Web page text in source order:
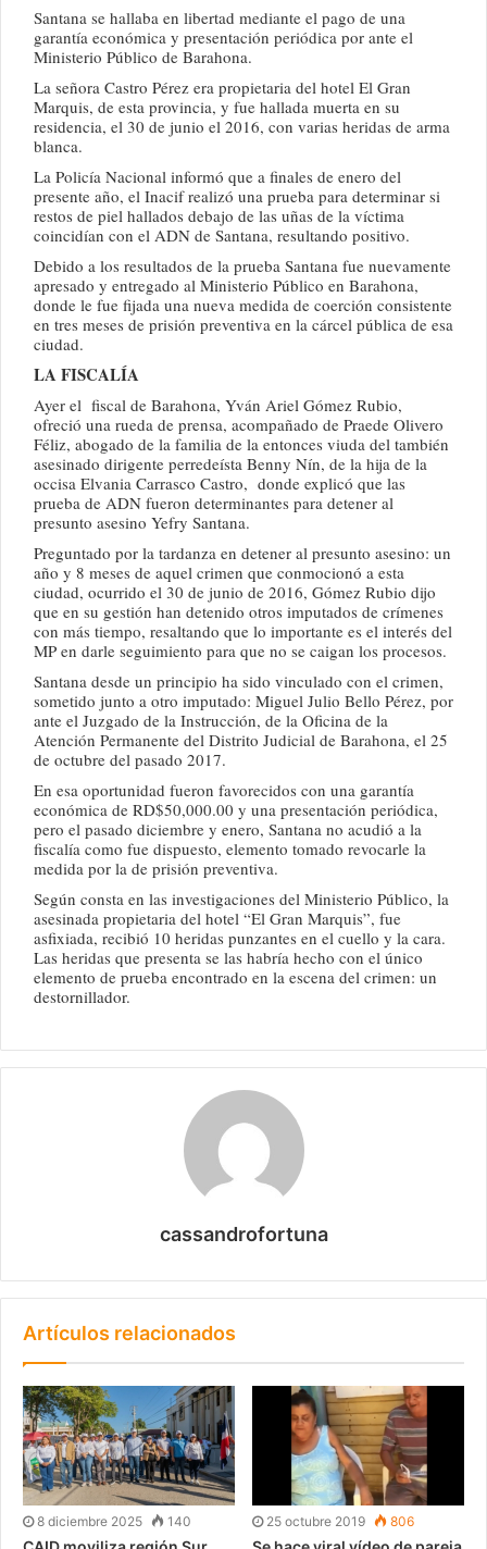
Santana se hallaba en libertad mediante el pago de una
garantía económica y presentación periódica por ante el
Ministerio Público de Barahona.
La señora Castro Pérez era propietaria del hotel El Gran
Marquis, de esta provincia, y fue hallada muerta en su
residencia, el 30 de junio el 2016, con varias heridas de arma
blanca.
La Policía Nacional informó que a finales de enero del
presente año, el Inacif realizó una prueba para determinar si
restos de piel hallados debajo de las uñas de la víctima
coincidían con el ADN de Santana, resultando positivo.
Debido a los resultados de la prueba Santana fue nuevamente
apresado y entregado al Ministerio Público en Barahona,
donde le fue fijada una nueva medida de coerción consistente
en tres meses de prisión preventiva en la cárcel pública de esa
ciudad.
LA FISCALÍA
Ayer el fiscal de Barahona, Yván Ariel Gómez Rubio,
ofreció una rueda de prensa, acompañado de Praede Olivero
Féliz, abogado de la familia de la entonces viuda del también
asesinado dirigente perredeísta Benny Nín, de la hija de la
occisa Elvania Carrasco Castro, donde explicó que las
prueba de ADN fueron determinantes para detener al
presunto asesino Yefry Santana.
Preguntado por la tardanza en detener al presunto asesino: un
año y 8 meses de aquel crimen que conmocionó a esta
ciudad, ocurrido el 30 de junio de 2016, Gómez Rubio dijo
que en su gestión han detenido otros imputados de crímenes
con más tiempo, resaltando que lo importante es el interés del
MP en darle seguimiento para que no se caigan los procesos.
Santana desde un principio ha sido vinculado con el crimen,
sometido junto a otro imputado: Miguel Julio Bello Pérez, por
ante el Juzgado de la Instrucción, de la Oficina de la
Atención Permanente del Distrito Judicial de Barahona, el 25
de octubre del pasado 2017.
En esa oportunidad fueron favorecidos con una garantía
económica de RD$50,000.00 y una presentación periódica,
pero el pasado diciembre y enero, Santana no acudió a la
fiscalía como fue dispuesto, elemento tomado revocarle la
medida por la de prisión preventiva.
Según consta en las investigaciones del Ministerio Público, la
asesinada propietaria del hotel “El Gran Marquis”, fue
asfixiada, recibió 10 heridas punzantes en el cuello y la cara.
Las heridas que presenta se las habría hecho con el único
elemento de prueba encontrado en la escena del crimen: un
destornillador.
cassandrofortuna
Artículos relacionados
8 diciembre 2025 140 25 octubre 2019 806